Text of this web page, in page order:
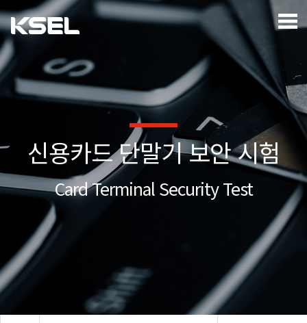
신용카드 단말기 보안 시험
Card Terminal Security Test